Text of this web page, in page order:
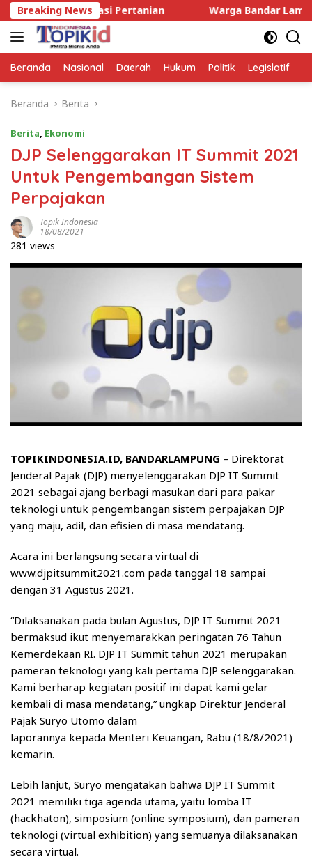
Langsung
ke
konten
Breaking News
Pertanian Warga Bandar Lampung Diancam
Beranda Nasional Daerah Hukum Politik Legislatif
Beranda Berita
Berita, Ekonomi
DJP Selenggarakan IT Summit 2021
Untuk Pengembangan Sistem
Perpajakan
Topik Indonesia
18/08/2021
281 views
TOPIKINDONESIA.ID, BANDARLAMPUNG – Direktorat
Jenderal Pajak (DJP) menyelenggarakan DJP IT Summit
2021 sebagai ajang berbagi masukan dari para pakar
teknologi untuk pengembangan sistem perpajakan DJP
yang maju, adil, dan efisien di masa mendatang.
Acara ini berlangsung secara virtual di
www.djpitsummit2021.com pada tanggal 18 sampai
dengan 31 Agustus 2021.
“Dilaksanakan pada bulan Agustus, DJP IT Summit 2021
bermaksud ikut menyemarakkan peringatan 76 Tahun
Kemerdekaan RI. DJP IT Summit tahun 2021 merupakan
pameran teknologi yang kali pertama DJP selenggarakan.
Kami berharap kegiatan positif ini dapat kami gelar
kembali di masa mendatang,” ungkap Direktur Jenderal
Pajak Suryo Utomo dalam
laporannya kepada Menteri Keuangan, Rabu (18/8/2021)
kemarin.
Lebih lanjut, Suryo mengatakan bahwa DJP IT Summit
2021 memiliki tiga agenda utama, yaitu lomba IT
(hackhaton), simposium (online symposium), dan pameran
teknologi (virtual exhibition) yang semuanya dilaksanakan
secara virtual.